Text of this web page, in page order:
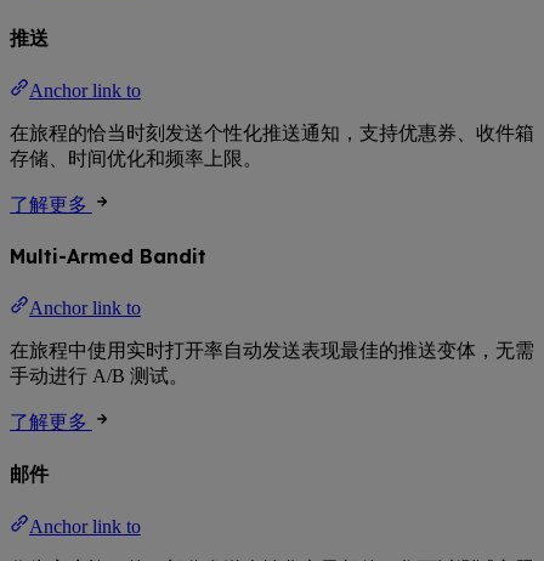
推送
Anchor link to
在旅程的恰当时刻发送个性化推送通知，支持优惠券、收件箱
存储、时间优化和频率上限。
了解更多
Multi-Armed Bandit
Anchor link to
在旅程中使用实时打开率自动发送表现最佳的推送变体，无需
手动进行 A/B 测试。
了解更多
邮件
Anchor link to